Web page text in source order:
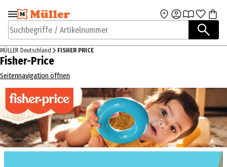
Zur Navigation
springen
Zum Hauptinhalt
Suchbegriffe / Artikelnummer
MÜLLER Deutschland FISHER PRICE
Fisher-Price
Seitennavigation öffnen